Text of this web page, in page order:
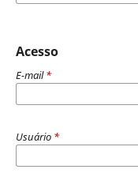
Acesso
E-mail*
Usuário *